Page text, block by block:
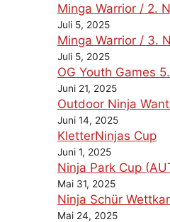
Minga Warrior / 2.
Juli 5, 2025
Minga Warrior / 3.
Juli 5, 2025
OG Youth Games
Juni 21, 2025
Outdoor Ninja
Juni 14, 2025
KletterNinjas Cup
Juni 1, 2025
Ninja Park Cup
Mai 31, 2025
Ninja Schür
Mai 24, 2025